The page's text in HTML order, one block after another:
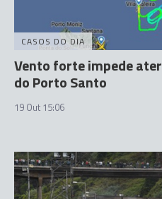
CASOS DO DIA
Vento forte impede
do Porto Santo
19 Out 15:06